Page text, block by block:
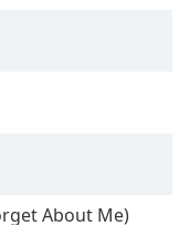
About Me)